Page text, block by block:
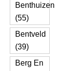
Benthuizen
(55)
Bentveld
(39)
Berg En